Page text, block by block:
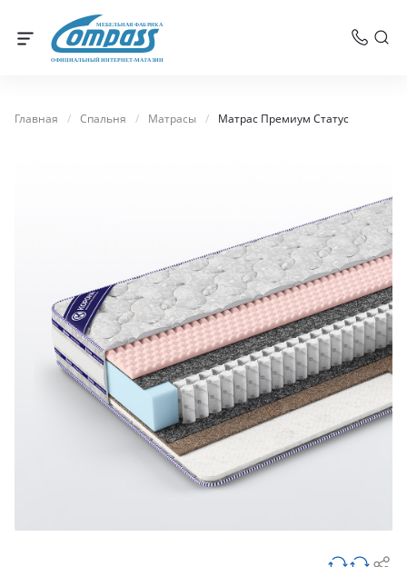
МЕБЕЛЬНАЯ ФАБРИКА
ОФИЦИАЛЬНЫЙ ИНТЕРНЕТ-МАГАЗИН
Главная / Спальня / Матрасы / Матрас Премиум Статус